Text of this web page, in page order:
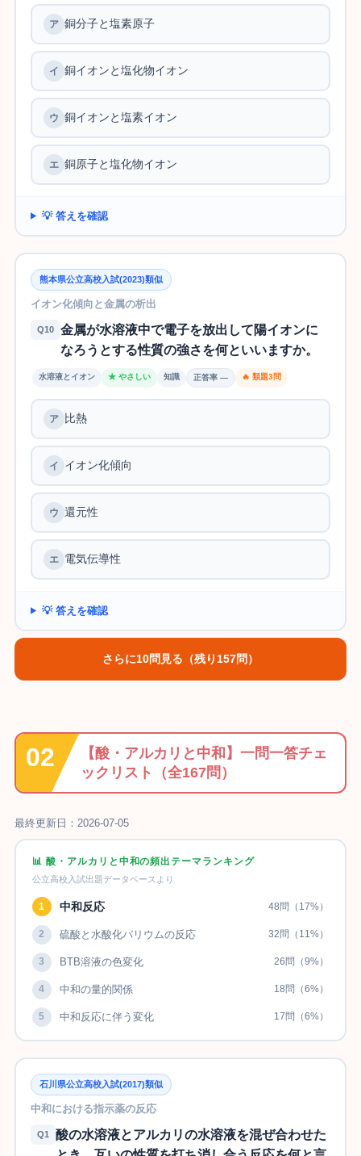
銅分子と塩素原子
銅イオンと塩化物イオン
銅イオンと塩素イオン
銅原子と塩化物イオン
💡 答えを確認
熊本県公立高校入試(2023)類似
イオン化傾向と金属の析出
Q10
金属が水溶液中で電子を放出して陽イオンに
なろうとする性質の強さを何といいますか。
水溶液とイオン ★ やさしい 知識 正答率 — 🔥 類題3問
比熱
イオン化傾向
還元性
電気伝導性
💡 答えを確認
さらに10問見る（残り157問）
【酸・アルカリと中和】一問一答チェ
ックリスト（全167問）
最終更新日：2026-07-05
📊 酸・アルカリと中和の頻出テーマランキング
公立高校入試出題データベースより
1 中和反応 48問（17%）
2 硫酸と水酸化バリウムの反応 32問（11%）
3 BTB溶液の色変化 26問（9%）
4 中和の量的関係 18問（6%）
5 中和反応に伴う変化 17問（6%）
石川県公立高校入試(2017)類似
中和における指示薬の反応
Q1
酸の水溶液とアルカリの水溶液を混ぜ合わせた